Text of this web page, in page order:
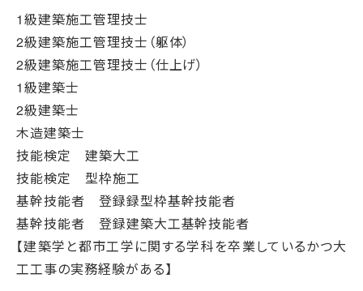
1級建築施工管理技士
2級建築施工管理技士（躯体）
2級建築施工管理技士（仕上げ）
1級建築士
2級建築士
木造建築士
技能検定 建築大工
技能検定 型枠施工
基幹技能者 登録録型枠基幹技能者
基幹技能者 登録建築大工基幹技能者
【建築学と都市工学に関する学科を卒業しているかつ大
工工事の実務経験がある】